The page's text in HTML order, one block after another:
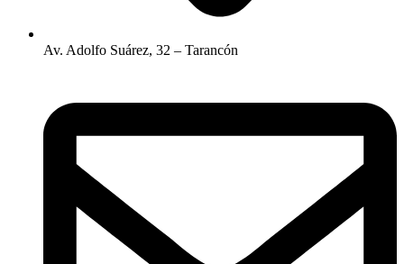
Av. Adolfo Suárez, 32 – Tarancón